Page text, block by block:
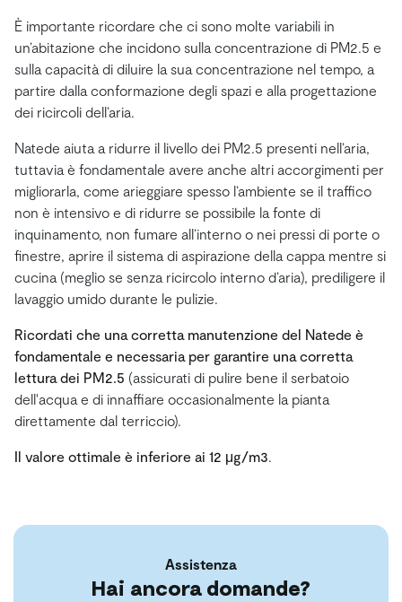
È importante ricordare che ci sono molte variabili in
un’abitazione che incidono sulla concentrazione di PM2.5 e
sulla capacità di diluire la sua concentrazione nel tempo, a
partire dalla conformazione degli spazi e alla progettazione
dei ricircoli dell’aria.
Natede aiuta a ridurre il livello dei PM2.5 presenti nell’aria,
tuttavia è fondamentale avere anche altri accorgimenti per
migliorarla, come arieggiare spesso l’ambiente se il traffico
non è intensivo e di ridurre se possibile la fonte di
inquinamento, non fumare all’interno o nei pressi di porte o
finestre, aprire il sistema di aspirazione della cappa mentre si
cucina (meglio se senza ricircolo interno d’aria), prediligere il
lavaggio umido durante le pulizie.
Ricordati che una corretta manutenzione del Natede è
fondamentale e necessaria per garantire una corretta
lettura dei PM2.5 (assicurati di pulire bene il serbatoio
dell'acqua e di innaffiare occasionalmente la pianta
direttamente dal terriccio).
Il valore ottimale è inferiore ai 12 μg/m3.
Assistenza
Hai ancora domande?